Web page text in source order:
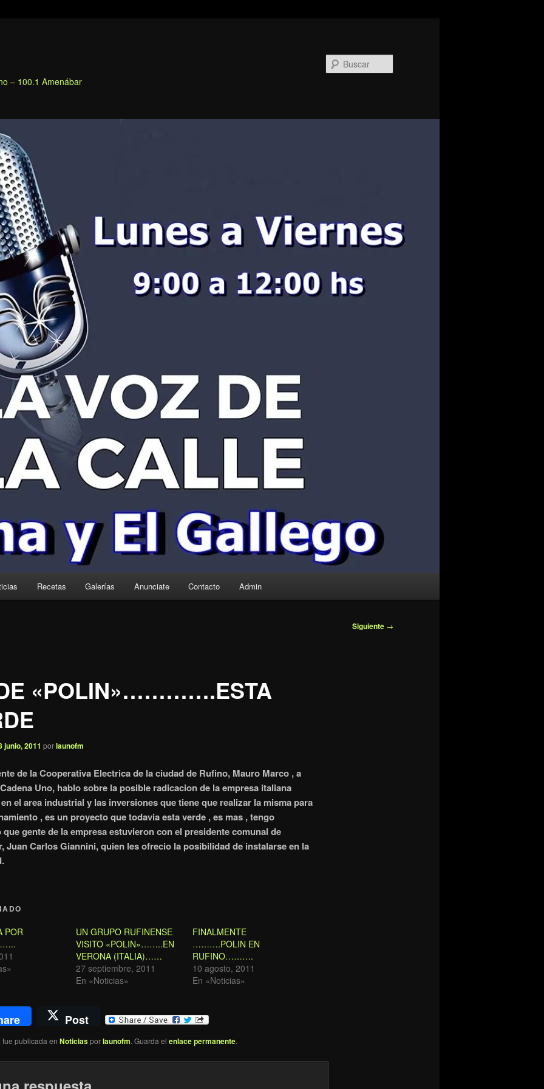
– 100.1 Amenábar
Recetas Galerías Anunciate Contacto Admin
Siguiente →
«POLIN»………….ESTA
junio, 2011 porlaunofm
de la Cooperativa Electrica de la ciudad de Rufino, Mauro Marco , a
Uno, hablo sobre la posible radicacion de la empresa italiana
en el area industrial y las inversiones que tiene que realizar la misma para
, es un proyecto que todavia esta verde , es mas , tengo
gente de la empresa estuvieron con el presidente comunal de
Juan Carlos Giannini, quien les ofrecio la posibilidad de instalarse en la
POR
UN GRUPO RUFINENSE
VISITO «POLIN»……..EN
VERONA (ITALIA)……
27 septiembre, 2011
En «Noticias»
FINALMENTE
……….POLIN EN
RUFINO……….
10 agosto, 2011
En «Noticias»
Post
fue publicada en Noticiasporlaunofm. Guarda el enlace permanente.